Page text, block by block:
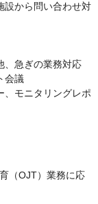
から問い合わせ対
急ぎの業務対応
会議
モニタリングレポ
（OJT）業務に応